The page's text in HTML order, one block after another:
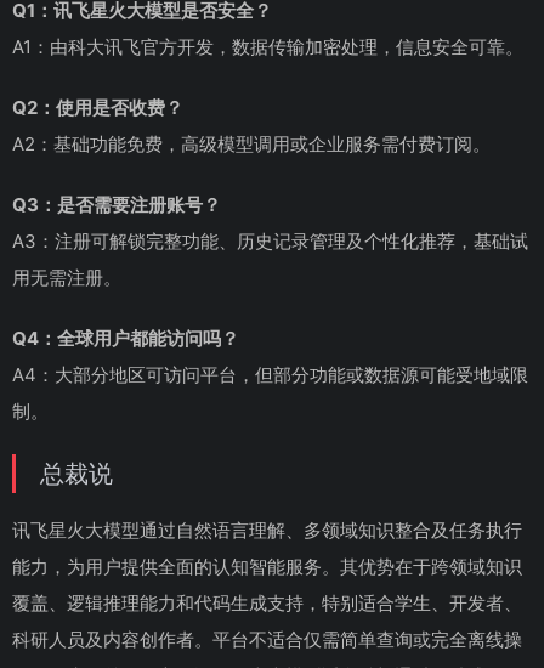
Q1：讯飞星火大模型是否安全？
A1：由科大讯飞官方开发，数据传输加密处理，信息安全可靠。
Q2：使用是否收费？
A2：基础功能免费，高级模型调用或企业服务需付费订阅。
Q3：是否需要注册账号？
A3：注册可解锁完整功能、历史记录管理及个性化推荐，基础试
用无需注册。
Q4：全球用户都能访问吗？
A4：大部分地区可访问平台，但部分功能或数据源可能受地域限
制。
总裁说
讯飞星火大模型通过自然语言理解、多领域知识整合及任务执行
能力，为用户提供全面的认知智能服务。其优势在于跨领域知识
覆盖、逻辑推理能力和代码生成支持，特别适合学生、开发者、
科研人员及内容创作者。平台不适合仅需简单查询或完全离线操